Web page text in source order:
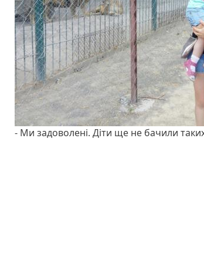
- Ми задоволені. Діти ще не бачили